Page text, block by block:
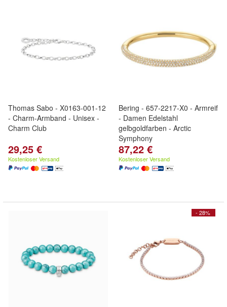
Thomas Sabo - X0163-001-12
- Charm-Armband - Unisex -
Charm Club
29,25 €
Kostenloser Versand
Bering - 657-2217-X0 - Armreif
- Damen Edelstahl
gelbgoldfarben - Arctic
Symphony
87,22 €
Kostenloser Versand
- 28%